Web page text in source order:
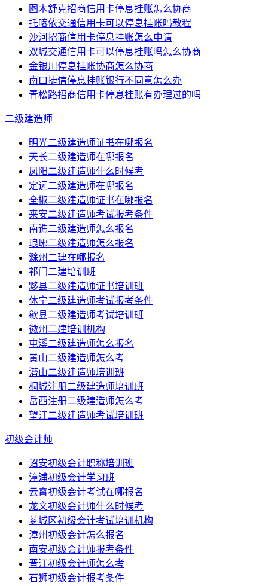
图木舒克招商信用卡停息挂账怎么协商
托喀依交通信用卡可以停息挂账吗教程
沙河招商信用卡停息挂账怎么申请
双城交通信用卡可以停息挂账吗怎么协商
金银川停息挂账协商怎么协商
南口捷信停息挂账银行不同意怎么办
青松路招商信用卡停息挂账有办理过的吗
二级建造师
明光二级建造师证书在哪报名
天长二级建造师在哪报名
凤阳二级建造师什么时候考
定远二级建造师在哪报名
全椒二级建造师证书在哪报名
来安二级建造师考试报考条件
南谯二级建造师怎么报名
琅琊二级建造师怎么报名
滁州二建在哪报名
祁门二建培训班
黟县二级建造师证书培训班
休宁二级建造师考试报考条件
歙县二级建造师考试培训班
徽州二建培训机构
屯溪二级建造师怎么报名
黄山二级建造师怎么考
潜山二级建造师培训班
桐城注册二级建造师培训班
岳西注册二级建造师怎么考
望江二级建造师考试培训班
初级会计师
诏安初级会计职称培训班
漳浦初级会计学习班
云霄初级会计考试在哪报名
龙文初级会计师什么时候考
芗城区初级会计考试培训机构
漳州初级会计怎么报名
南安初级会计师报考条件
晋江初级会计师怎么考
石狮初级会计报考条件